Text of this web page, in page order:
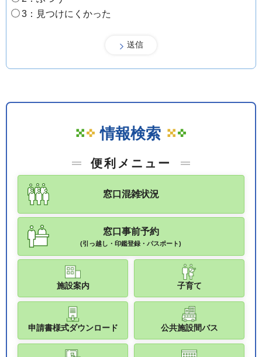
3：見つけにくかった
情報検索
便利メニュー
窓口混雑状況
窓口事前予約
(引っ越し・印鑑登録・パスポート)
施設案内 子育て
申請書様式ダウンロード 公共施設間バス